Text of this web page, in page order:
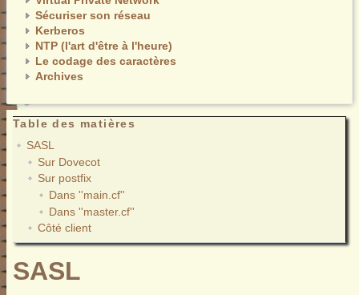
Sécuriser son réseau
Kerberos
NTP (l'art d'être à l'heure)
Le codage des caractères
Archives
Table des matières
SASL
Sur Dovecot
Sur postfix
Dans ''main.cf''
Dans ''master.cf''
Côté client
SASL